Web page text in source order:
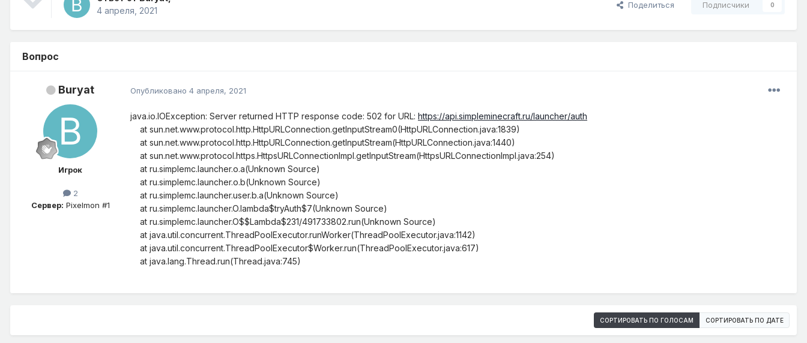
4 апреля, 2021
Поделиться Подписчики 0
Вопрос
Buryat
Игрок
2
Сервер: Pixelmon #1
Опубликовано 4 апреля, 2021
java.io.IOException: Server returned HTTP response code: 502 for URL: https://api.simpleminecraft.ru/launcher/auth
at sun.net.www.protocol.http.HttpURLConnection.getInputStream0(HttpURLConnection.java:1839)
at sun.net.www.protocol.http.HttpURLConnection.getInputStream(HttpURLConnection.java:1440)
at sun.net.www.protocol.https.HttpsURLConnectionImpl.getInputStream(HttpsURLConnectionImpl.java:254)
at ru.simplemc.launcher.o.a(Unknown Source)
at ru.simplemc.launcher.o.b(Unknown Source)
at ru.simplemc.launcher.user.b.a(Unknown Source)
at ru.simplemc.launcher.O.lambda$tryAuth$7(Unknown Source)
at ru.simplemc.launcher.O$$Lambda$231/491733802.run(Unknown Source)
at java.util.concurrent.ThreadPoolExecutor.runWorker(ThreadPoolExecutor.java:1142)
at java.util.concurrent.ThreadPoolExecutor$Worker.run(ThreadPoolExecutor.java:617)
at java.lang.Thread.run(Thread.java:745)
СОРТИРОВАТЬ ПО ГОЛОСАМ СОРТИРОВАТЬ ПО ДАТЕ